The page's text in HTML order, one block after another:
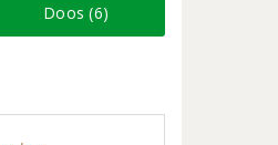
Doos (6)